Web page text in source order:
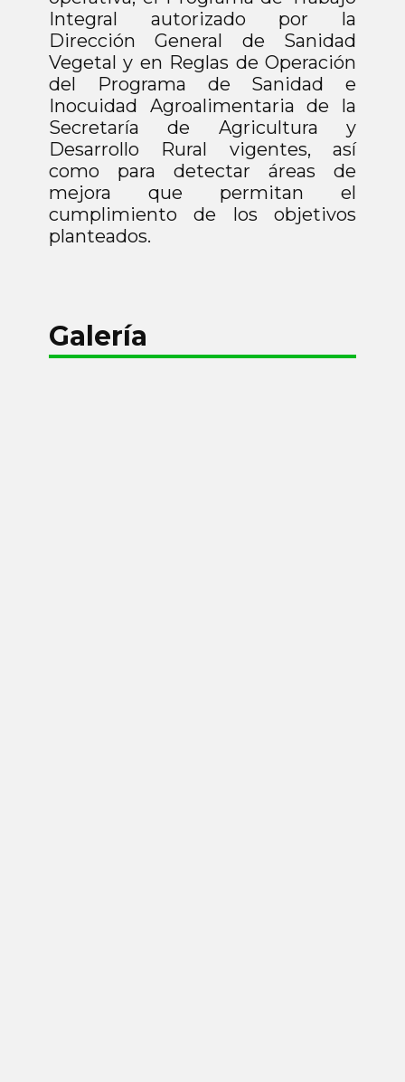
Integral autorizado por la
Dirección General de Sanidad
Vegetal y en Reglas de Operación
del Programa de Sanidad e
Inocuidad Agroalimentaria de la
Secretaría de Agricultura y
Desarrollo Rural vigentes, así
como para detectar áreas de
mejora que permitan el
cumplimiento de los objetivos
planteados.
Galería